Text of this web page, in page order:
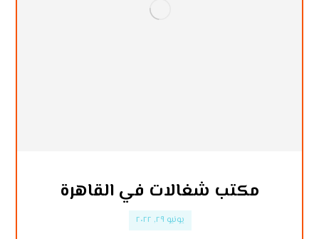
مكتب شغالات في القاهرة
يونيو ٢٩, ٢٠٢٢